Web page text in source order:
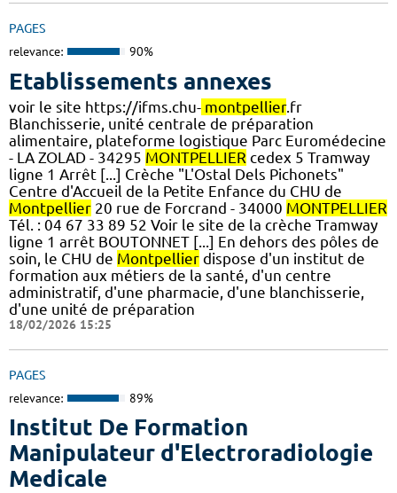
PAGES
relevance: 90%
Etablissements annexes
voir le site https://ifms.chu- montpellier.fr
Blanchisserie, unité centrale de préparation
alimentaire, plateforme logistique Parc Euromédecine
- LA ZOLAD - 34295 MONTPELLIER cedex 5 Tramway
ligne 1 Arrêt [...] Crèche "L'Ostal Dels Pichonets"
Centre d'Accueil de la Petite Enfance du CHU de
Montpellier 20 rue de Forcrand - 34000 MONTPELLIER
Tél. : 04 67 33 89 52 Voir le site de la crèche Tramway
ligne 1 arrêt BOUTONNET [...] En dehors des pôles de
soin, le CHU de Montpellier dispose d'un institut de
formation aux métiers de la santé, d'un centre
administratif, d'une pharmacie, d'une blanchisserie,
d'une unité de préparation
18/02/2026 15:25
PAGES
relevance: 89%
Institut De Formation
Manipulateur d'Electroradiologie
Medicale